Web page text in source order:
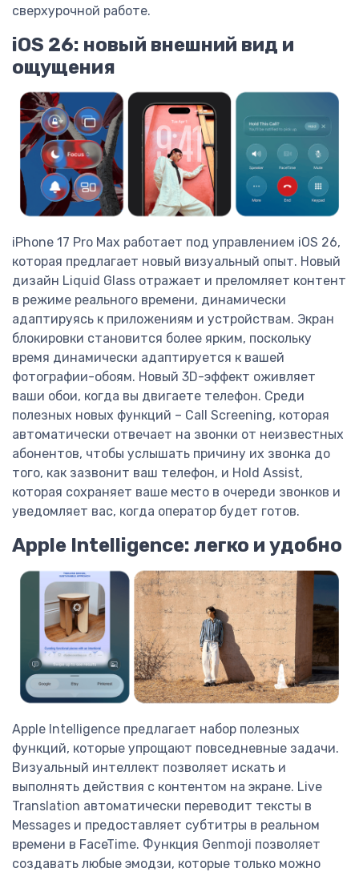
сверхурочной работе.
iOS 26: новый внешний вид и
ощущения
iPhone 17 Pro Max работает под управлением iOS 26,
которая предлагает новый визуальный опыт. Новый
дизайн Liquid Glass отражает и преломляет контент
в режиме реального времени, динамически
адаптируясь к приложениям и устройствам. Экран
блокировки становится более ярким, поскольку
время динамически адаптируется к вашей
фотографии-обоям. Новый 3D-эффект оживляет
ваши обои, когда вы двигаете телефон. Среди
полезных новых функций – Call Screening, которая
автоматически отвечает на звонки от неизвестных
абонентов, чтобы услышать причину их звонка до
того, как зазвонит ваш телефон, и Hold Assist,
которая сохраняет ваше место в очереди звонков и
уведомляет вас, когда оператор будет готов.
Apple Intelligence: легко и удобно
Apple Intelligence предлагает набор полезных
функций, которые упрощают повседневные задачи.
Визуальный интеллект позволяет искать и
выполнять действия с контентом на экране. Live
Translation автоматически переводит тексты в
Messages и предоставляет субтитры в реальном
времени в FaceTime. Функция Genmoji позволяет
создавать любые эмодзи, которые только можно